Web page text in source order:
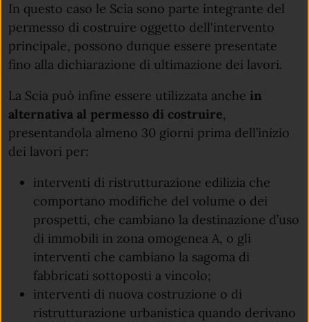
In questo caso le Scia sono parte integrante del
permesso di costruire oggetto dell'intervento
principale, possono dunque essere presentate
fino alla dichiarazione di ultimazione dei lavori.
La Scia può infine essere utilizzata anche in
alternativa al permesso di costruire,
presentandola almeno 30 giorni prima dell’inizio
dei lavori per:
interventi di ristrutturazione edilizia che
comportano modifiche del volume o dei
prospetti, che cambiano la destinazione d’uso
di immobili in zona omogenea A, o gli
interventi che cambiano la sagoma di
fabbricati sottoposti a vincolo;
interventi di nuova costruzione o di
ristrutturazione urbanistica quando derivano